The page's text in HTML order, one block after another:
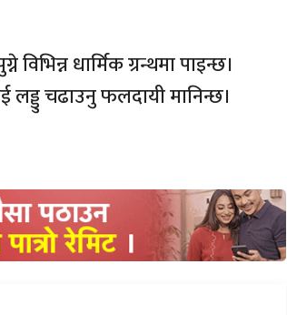
धार्मिक ग्रन्थमा पाइन्छ।
चढाउनु फलदायी मानिन्छ।